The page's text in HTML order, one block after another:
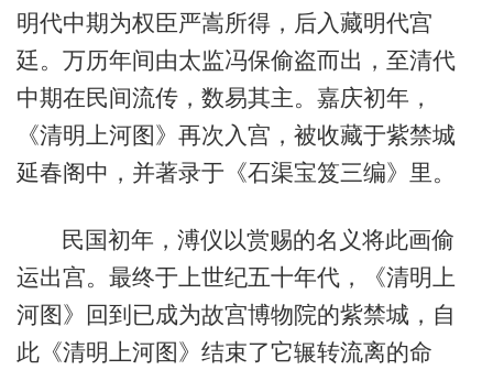
明代中期为权臣严嵩所得，后入藏明代宫
廷。万历年间由太监冯保偷盗而出，至清代
中期在民间流传，数易其主。嘉庆初年，
《清明上河图》再次入宫，被收藏于紫禁城
延春阁中，并著录于《石渠宝笈三编》里。
民国初年，溥仪以赏赐的名义将此画偷
运出宫。最终于上世纪五十年代，《清明上
河图》回到已成为故宫博物院的紫禁城，自
此《清明上河图》结束了它辗转流离的命